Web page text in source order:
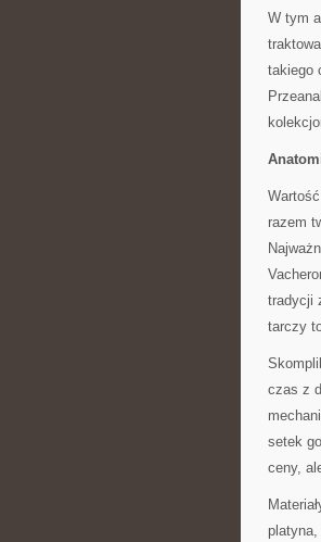
W tym
takiego
razem
tradycji
tarczy
czas z
setek
ceny,